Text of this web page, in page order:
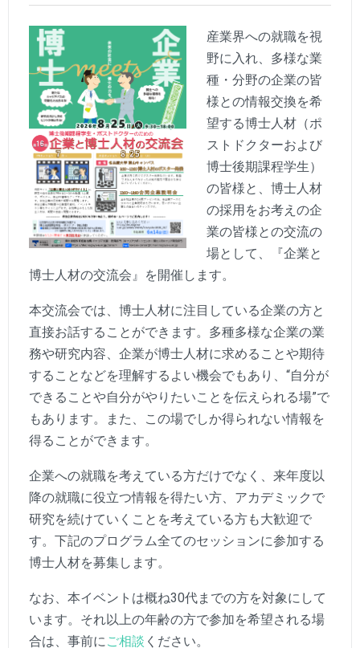
産業界への就職を視
野に入れ、多様な業
種・分野の企業の皆
様との情報交換を希
望する博士人材（ポ
ストドクターおよび
博士後期課程学生）
の皆様と、博士人材
の採用をお考えの企
業の皆様との交流の
場として、『企業と
博士人材の交流会』を開催します。
本交流会では、博士人材に注目している企業の方と
直接お話することができます。多種多様な企業の業
務や研究内容、企業が博士人材に求めることや期待
することなどを理解するよい機会でもあり、“自分が
できることや自分がやりたいことを伝えられる場”で
もあります。また、この場でしか得られない情報を
得ることができます。
企業への就職を考えている方だけでなく、来年度以
降の就職に役立つ情報を得たい方、アカデミックで
研究を続けていくことを考えている方も大歓迎で
す。下記のプログラム全てのセッションに参加する
博士人材を募集します。
なお、本イベントは概ね30代までの方を対象にして
います。それ以上の年齢の方で参加を希望される場
合は、事前にご相談 ください。